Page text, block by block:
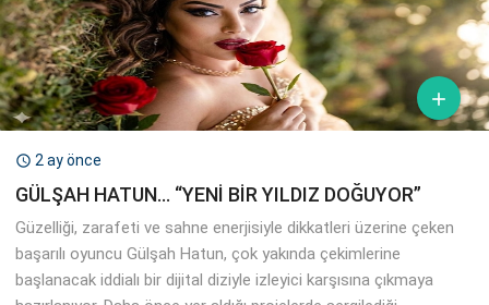

 2 ay önce
GÜLŞAH HATUN… “YENİ BİR YILDIZ DOĞUYOR”
Güzelliği, zarafeti ve sahne enerjisiyle dikkatleri üzerine çeken
başarılı oyuncu Gülşah Hatun, çok yakında çekimlerine
başlanacak iddialı bir dijital diziyle izleyici karşısına çıkmaya